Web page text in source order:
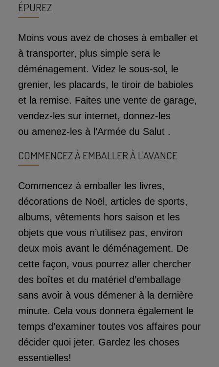
ÉPUREZ
Moins vous avez de choses à emballer et
à transporter, plus simple sera le
déménagement. Videz le sous-sol, le
grenier, les placards, le tiroir de babioles
et la remise. Faites une vente de garage,
vendez-les sur internet, donnez-les
ou amenez-les à l’Armée du Salut .
COMMENCEZ À EMBALLER À L'AVANCE
Commencez à emballer les livres,
décorations de Noël, articles de sports,
albums, vêtements hors saison et les
objets que vous n’utilisez pas, environ
deux mois avant le déménagement. De
cette façon, vous pourrez aller chercher
des boîtes et du matériel d’emballage
sans avoir à vous démener à la dernière
minute. Cela vous donnera également le
temps d’examiner toutes vos affaires pour
décider quoi jeter. Gardez les choses
essentielles!